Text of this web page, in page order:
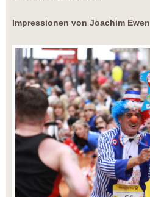
Impressionen von Joachim Ewen